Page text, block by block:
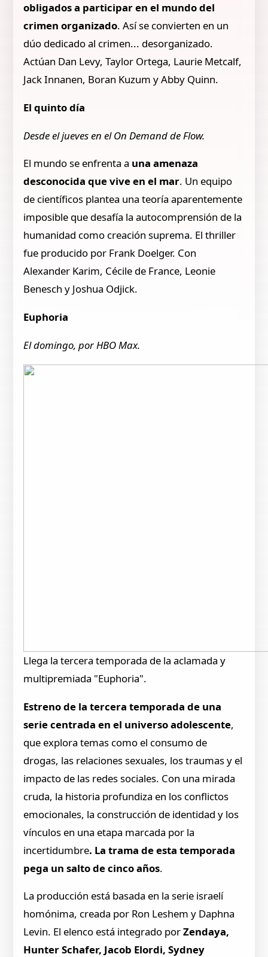
obligados a participar en el mundo del
crimen organizado. Así se convierten en un
dúo dedicado al crimen... desorganizado.
Actúan Dan Levy, Taylor Ortega, Laurie Metcalf,
Jack Innanen, Boran Kuzum y Abby Quinn.
El quinto día
Desde el jueves en el On Demand de Flow.
El mundo se enfrenta a una amenaza
desconocida que vive en el mar. Un equipo
de científicos plantea una teoría aparentemente
imposible que desafía la autocomprensión de la
humanidad como creación suprema. El thriller
fue producido por Frank Doelger. Con
Alexander Karim, Cécile de France, Leonie
Benesch y Joshua Odjick.
Euphoria
El domingo, por HBO Max.
Llega la tercera temporada de la aclamada y
multipremiada "Euphoria".
Estreno de la tercera temporada de una
serie centrada en el universo adolescente,
que explora temas como el consumo de
drogas, las relaciones sexuales, los traumas y el
impacto de las redes sociales. Con una mirada
cruda, la historia profundiza en los conflictos
emocionales, la construcción de identidad y los
vínculos en una etapa marcada por la
incertidumbre. La trama de esta temporada
pega un salto de cinco años.
La producción está basada en la serie israelí
homónima, creada por Ron Leshem y Daphna
Levin. El elenco está integrado porZendaya,
Hunter Schafer, Jacob Elordi, Sydney